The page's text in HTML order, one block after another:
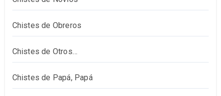
Chistes de Obreros
Chistes de Otros…
Chistes de Papá, Papá